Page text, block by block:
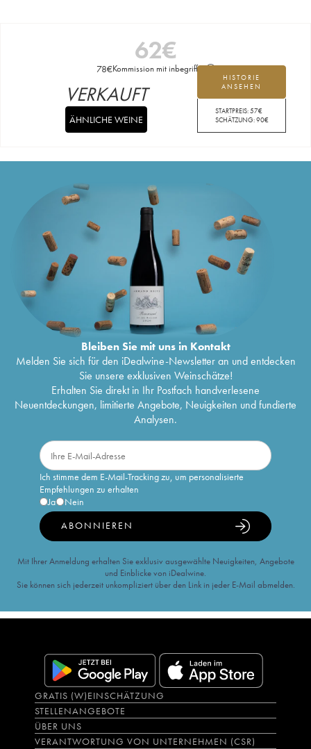
62€
78€Kommission mit inbegriffen
HISTORIE
ANSEHEN
STARTPREIS:57€
SCHÄTZUNG:90€
VERKAUFT
ÄHNLICHE WEINE
Bleiben Sie mit uns in Kontakt
Melden Sie sich für den iDealwine-Newsletter an und entdecken
Sie unsere exklusiven Weinschätze!
Erhalten Sie direkt in Ihr Postfach handverlesene
Neuentdeckungen, limitierte Angebote, Neuigkeiten und fundierte
Analysen.
Ich stimme dem E-Mail-Tracking zu, um personalisierte
Empfehlungen zu erhalten
Ja
Nein
ABONNIEREN
Mit Ihrer Anmeldung erhalten Sie exklusiv ausgewählte Neuigkeiten, Angebote
und Einblicke von iDealwine.
Sie können sich jederzeit unkompliziert über den Link in jeder E-Mail abmelden.
GRATIS (W)EINSCHÄTZUNG
STELLENANGEBOTE
ÜBER UNS
VERANTWORTUNG VON UNTERNEHMEN (CSR)